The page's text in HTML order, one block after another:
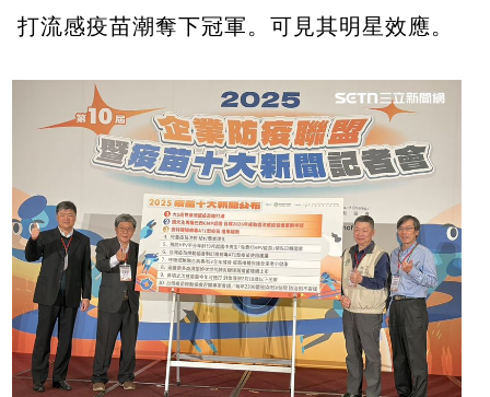
打流感疫苗潮奪下冠軍。可見其明星效應。